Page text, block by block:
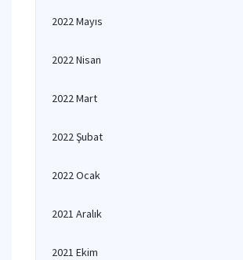
2022 Mayıs
2022 Nisan
2022 Mart
2022 Şubat
2022 Ocak
2021 Aralık
2021 Ekim